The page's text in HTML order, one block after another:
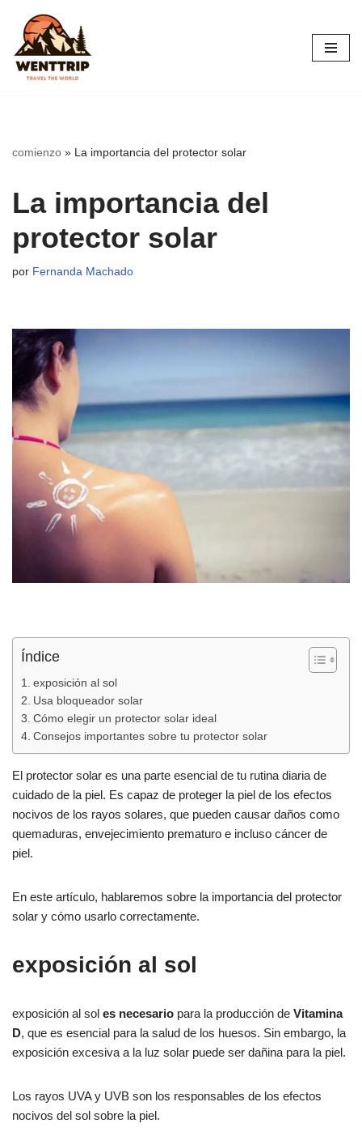
Saltar
al
contenido
comienzo » La importancia del protector solar
La importancia del
protector solar
por Fernanda Machado
Índice
exposición al sol
Usa bloqueador solar
Cómo elegir un protector solar ideal
Consejos importantes sobre tu protector solar
El protector solar es una parte esencial de tu rutina diaria de
cuidado de la piel. Es capaz de proteger la piel de los efectos
nocivos de los rayos solares, que pueden causar daños como
quemaduras, envejecimiento prematuro e incluso cáncer de
piel.
En este artículo, hablaremos sobre la importancia del protector
solar y cómo usarlo correctamente.
exposición al sol
exposición al sol es necesario para la producción de Vitamina
D, que es esencial para la salud de los huesos. Sin embargo, la
exposición excesiva a la luz solar puede ser dañina para la piel.
Los rayos UVA y UVB son los responsables de los efectos
nocivos del sol sobre la piel.